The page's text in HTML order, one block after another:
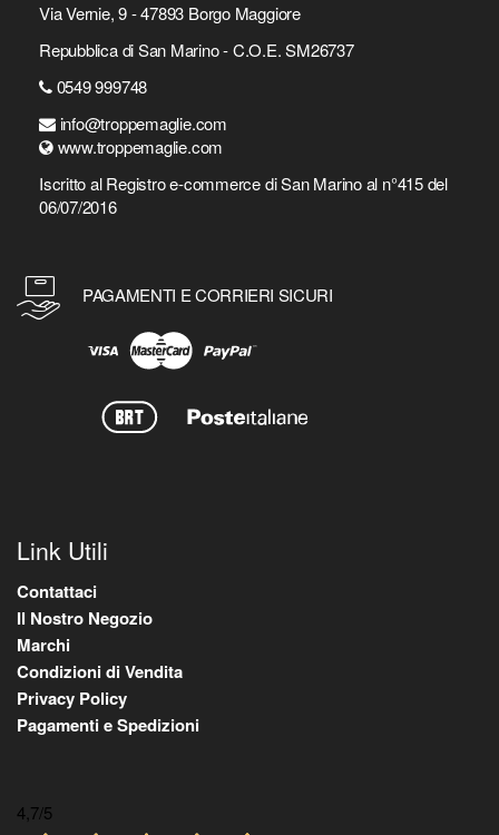
Via Vernie, 9 - 47893 Borgo Maggiore
Repubblica di San Marino - C.O.E. SM26737
0549 999748
info@troppemaglie.com
www.troppemaglie.com
Iscritto al Registro e-commerce di San Marino al n°415 del
06/07/2016
PAGAMENTI E CORRIERI SICURI
Link Utili
Contattaci
Il Nostro Negozio
Marchi
Condizioni di Vendita
Privacy Policy
Pagamenti e Spedizioni
4,7/5